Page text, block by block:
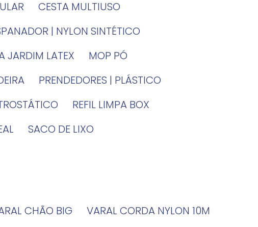
CESTA MULTIUSO
| NYLON SINTÉTICO
JARDIM LATEX
MOP PÓ
PRENDEDORES | PLÁSTICO
REFIL LIMPA BOX
SACO DE LIXO
CHÃO BIG
VARAL CORDA NYLON 10M